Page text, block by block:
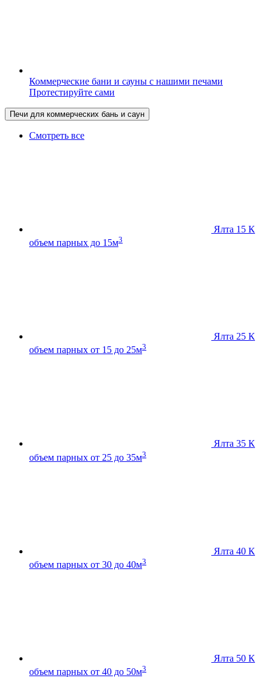
Коммерческие бани и сауны с нашими печами
Протестируйте сами
Печи для коммерческих бань и саун
Смотреть все
Ялта 15 К
объем парных до 15м3
Ялта 25 К
объем парных от 15 до 25м3
Ялта 35 К
объем парных от 25 до 35м3
Ялта 40 К
объем парных от 30 до 40м3
Ялта 50 К
объем парных от 40 до 50м3